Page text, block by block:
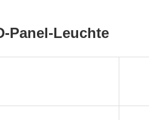
Panel-Leuchte